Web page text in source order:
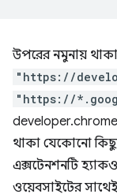
উপরের নমুনায়
"https://
"https://
থাকা যেকোনো
এক্সটেনশনটি
ওয়েবসাইটের